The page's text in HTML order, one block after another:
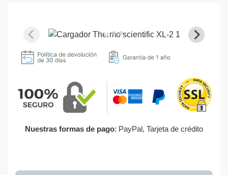
Nuestras formas de pago: PayPal, Tarjeta de crédito